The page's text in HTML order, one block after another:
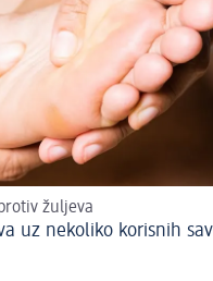
žuljeva
uz nekoliko korisnih